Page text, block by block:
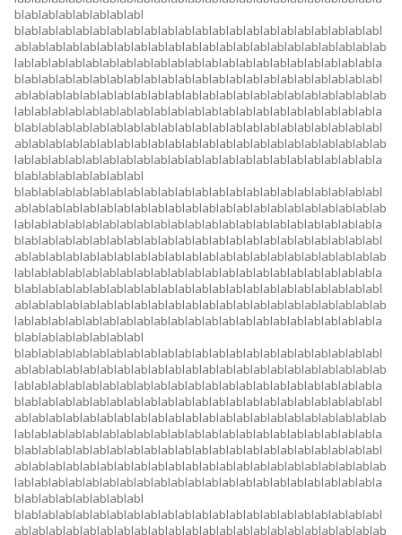
blablablablablablablabl
blablablablablablablablablablablablablablablablablablablablablabl
ablablablablablablablablablablablablablablablablablablablablablab
lablablablablablablablablablablablablablablablablablablablablabla
blablablablablablablablablablablablablablablablablablablablablabl
ablablablablablablablablablablablablablablablablablablablablablab
lablablablablablablablablablablablablablablablablablablablablabla
blablablablablablablablablablablablablablablablablablablablablabl
ablablablablablablablablablablablablablablablablablablablablablab
lablablablablablablablablablablablablablablablablablablablablabla
blablablablablablablabl
blablablablablablablablablablablablablablablablablablablablablabl
ablablablablablablablablablablablablablablablablablablablablablab
lablablablablablablablablablablablablablablablablablablablablabla
blablablablablablablablablablablablablablablablablablablablablabl
ablablablablablablablablablablablablablablablablablablablablablab
lablablablablablablablablablablablablablablablablablablablablabla
blablablablablablablablablablablablablablablablablablablablablabl
ablablablablablablablablablablablablablablablablablablablablablab
lablablablablablablablablablablablablablablablablablablablablabla
blablablablablablablabl
blablablablablablablablablablablablablablablablablablablablablabl
ablablablablablablablablablablablablablablablablablablablablablab
lablablablablablablablablablablablablablablablablablablablablabla
blablablablablablablablablablablablablablablablablablablablablabl
ablablablablablablablablablablablablablablablablablablablablablab
lablablablablablablablablablablablablablablablablablablablablabla
blablablablablablablablablablablablablablablablablablablablablabl
ablablablablablablablablablablablablablablablablablablablablablab
lablablablablablablablablablablablablablablablablablablablablabla
blablablablablablablabl
blablablablablablablablablablablablablablablablablablablablablabl
ablablablablablablablablablablablablablablablablablablablablablab